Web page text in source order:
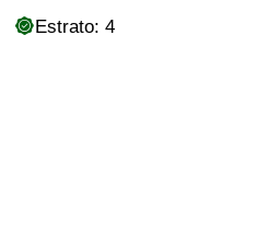
Estrato: 4